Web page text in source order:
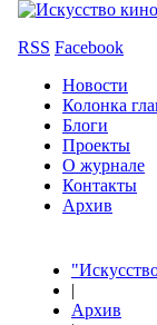
RSS Facebook
Новости
Колонка
Блоги
Проекты
О журнале
Контакты
Архив
|
Архив